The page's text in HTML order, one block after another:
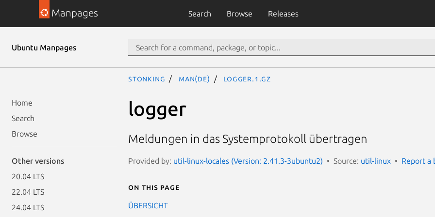
Manpages Search Browse Releases
Ubuntu Manpages
Home
Search
Browse
Other versions
20.04 LTS
22.04 LTS
24.04 LTS
stonking man(de) logger.1.gz
logger
Meldungen in das Systemprotokoll übertragen
Provided by: util-linux-locales (Version: 2.41.3-3ubuntu2) Source: util-linux Report a
On this page
ÜBERSICHT